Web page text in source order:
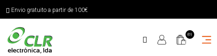
Envio gratuito a partir de 100€
(0)